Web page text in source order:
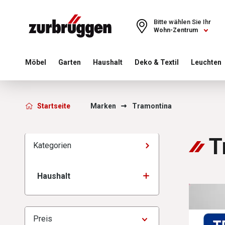
Choose a different country or region to see content for your
Wohn-Zentrum
Bitte wählen Sie Ihr
Möbel Garten Haushalt Deko & Textil Leuchten
Zurbrüggen -
Startseite Marken Tramontina
Kategorien
Haushalt
Preis